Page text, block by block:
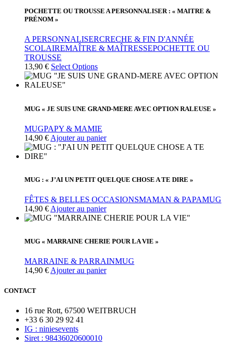
POCHETTE OU TROUSSE A PERSONNALISER : « MAITRE &
PRÉNOM »
A PERSONNALISERCRECHE & FIN D'ANNÉE
SCOLAIREMAÎTRE & MAÎTRESSEPOCHETTE OU
TROUSSE
13,90 € Select Options
MUG « JE SUIS UNE GRAND-MERE AVEC OPTION RALEUSE »
MUGPAPY & MAMIE
14,90 € Ajouter au panier
MUG : « J’AI UN PETIT QUELQUE CHOSE A TE DIRE »
FÊTES & BELLES OCCASIONSMAMAN & PAPAMUG
14,90 € Ajouter au panier
MUG « MARRAINE CHERIE POUR LA VIE »
MARRAINE & PARRAINMUG
14,90 € Ajouter au panier
CONTACT
16 rue Rott, 67500 WEITBRUCH
+33 6 30 29 92 41
IG : niniesevents
Siret : 98436020600010